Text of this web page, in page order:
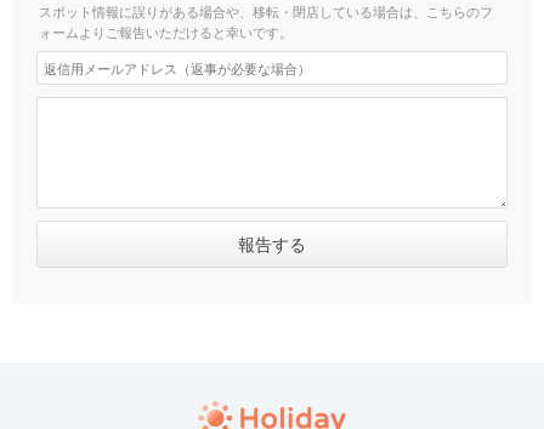
スポット情報に誤りがある場合や、移転・閉店している場合は、こちらのフ
ォームよりご報告いただけると幸いです。